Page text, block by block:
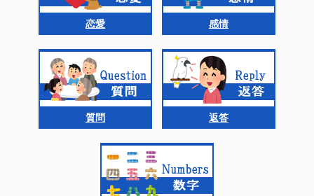
恋愛 感情
質問 返答